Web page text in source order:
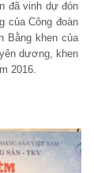
đã vinh dự đón
của Công đoàn
Bằng khen của
dương, khen
2016.